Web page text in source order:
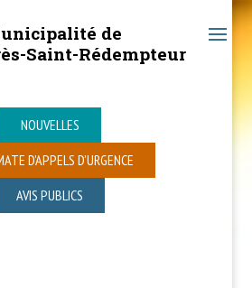
de
Saint-Rédempteur
NOUVELLES
D’APPELS D’URGENCE
AVIS PUBLICS